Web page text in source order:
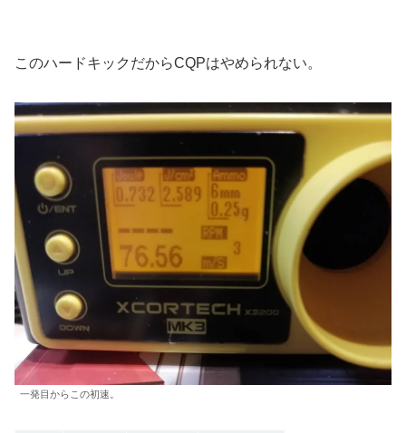
このハードキックだからCQPはやめられない。
一発目からこの初速。